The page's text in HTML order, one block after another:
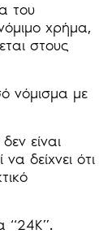
του
χρήμα,
στους
νόμισμα με
είναι
δείχνει ότι
“24Κ”.